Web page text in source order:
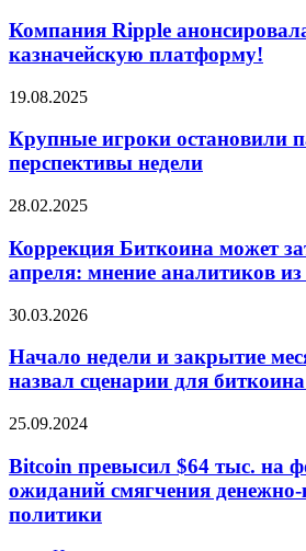
накануне
листинга
Kombat
анонсировала
новую
казначейскую
Компания Ripple
казначейскую платформу!
Крупные
остановили
падение
биткоина:
недели
19.08.2025
Крупные игроки остановили
перспективы недели
Коррекция
может
затянуться
до
мнение
из
Matrixport
28.02.2025
Коррекция Биткоина может
апреля: мнение аналитиков
Начало
и
месяца:
назвал
для
биткоина
и
30.03.2026
Начало недели и закрытие
назвал сценарии для
Bitcoin
$64
тыс.
на
фоне
25.09.2024
Bitcoin превысил $64 тыс. на
ожиданий смягчения
политики